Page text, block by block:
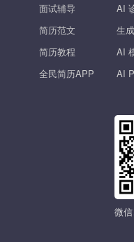
面试辅导
简历范文
简历教程
全民简历APP
AI
生
AI
AI
微